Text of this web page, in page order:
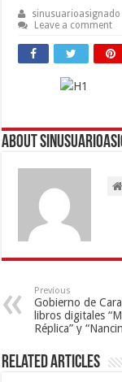
sinusuarioasignado
Leave a comment
About
Previous
Gobierno de
libros digitales
Réplica” y
Related Articles